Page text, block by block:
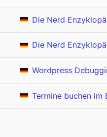
Die Nerd
Die Nerd
Wordpress
Termine buchen im